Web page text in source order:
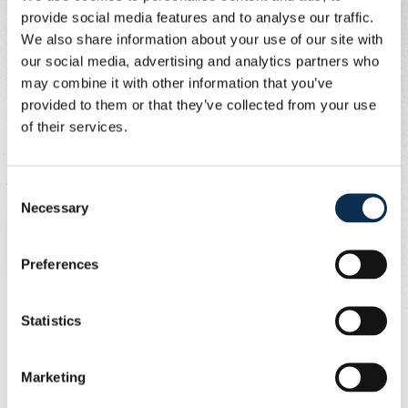
provide social media features and to analyse our traffic.
We also share information about your use of our site with
our social media, advertising and analytics partners who
may combine it with other information that you’ve
provided to them or that they’ve collected from your use
of their services.
Selection
Necessary
Preferences
Statistics
Marketing